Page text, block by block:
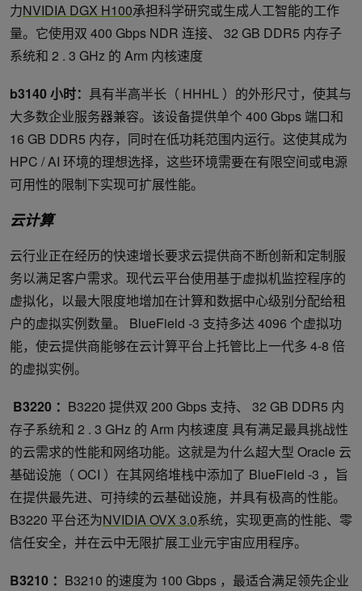
力NVIDIA DGX H100承担科学研究或生成人工智能的工作
量。它使用双 400 Gbps NDR 连接、 32 GB DDR5 内存子
系统和 2 . 3 GHz 的 Arm 内核速度
b3140 小时： 具有半高半长（ HHHL ）的外形尺寸，使其与
大多数企业服务器兼容。该设备提供单个 400 Gbps 端口和
16 GB DDR5 内存，同时在低功耗范围内运行。这使其成为
HPC / AI 环境的理想选择，这些环境需要在有限空间或电源
可用性的限制下实现可扩展性能。
云计算
云行业正在经历的快速增长要求云提供商不断创新和定制服
务以满足客户需求。现代云平台使用基于虚拟机监控程序的
虚拟化，以最大限度地增加在计算和数据中心级别分配给租
户的虚拟实例数量。​ BlueField -3 支持多达 4096 个虚拟功
能，使云提供商能够在云计算平台上托管比上一代多 4-8 倍
的虚拟实例。​
​ B3220 ： B3220 提供双 200 Gbps 支持、 32 GB DDR5 内
存子系统和 2 . 3 GHz 的 Arm 内核速度 具有满足最具挑战性
的云需求的性能和网络功能。这就是为什么超大型 Oracle 云
基础设施（ OCI ）在其网络堆栈中添加了 BlueField -3 ，旨
在提供最先进、可持续的云基础设施，并具有极高的性能。
B3220 平台还为NVIDIA OVX 3.0系统，实现更高的性能、零
信任安全，并在云中无限扩展工业元宇宙应用程序。
B3210 ： B3210 的速度为 100 Gbps ，最适合满足领先企业